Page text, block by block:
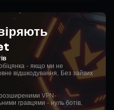
- якщо ми не
відшкодування. Без зайвих
VPN-
гравцями - нуль ботів,